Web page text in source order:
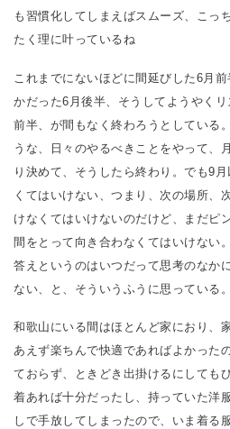
も習慣化してしまえばスムーズ、こっ
たく理に叶っているね
これまでにないほどに間延びした6月
かだった6月後半、そうしてようやく
前半、が間もなく終わろうとしている
うな、日々のやるべきことをやって、
り決めて、そうしたら終わり。でも9
くてはいけない、つまり、次の場所、
けなくてはいけないのだけど、まだピ
間をとって向き合わなくてはいけない
答えというのはいつだって思考のなか
ない、と、そういうふうに思っている。
和歌山にいる間はほとんど家におり、
あえず楽ちんで快適であればよかった
ておらず、ときどき出掛けるにしても
着あれば十分だったし、持っていた洋
しで手放してしまったので、いま着る